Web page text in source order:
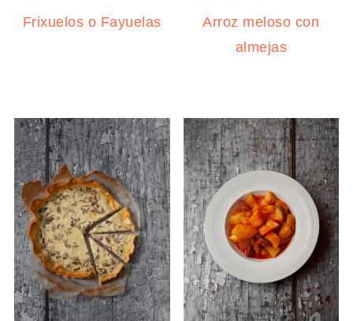
Frixuelos o Fayuelas
Arroz meloso con
almejas